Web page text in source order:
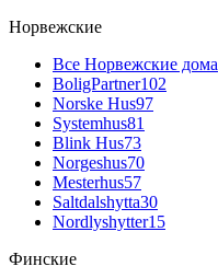
Норвежские
Все Норвежские дома
BoligPartner102
Norske Hus97
Systemhus81
Blink Hus73
Norgeshus70
Mesterhus57
Saltdalshytta30
Nordlyshytter15
Финские